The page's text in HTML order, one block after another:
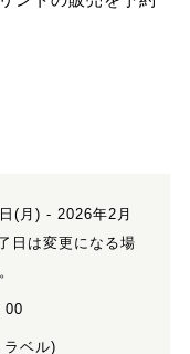
(月) - 2026年2月
日は変更になる場
00
ラベル)